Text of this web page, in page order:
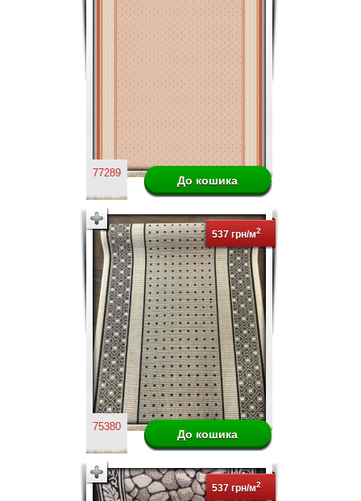
77289
537 грн/м2
75380
537 грн/м2